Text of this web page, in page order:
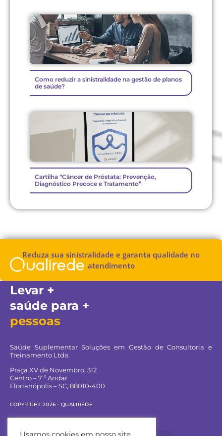
Como reduzir a sinistralidade na gestão de planos
de saúde?
Cartilha “Câncer de Próstata: Prevenção,
Diagnóstico Precoce e Tratamento”
Reduza sua sinistralidade e garanta qualidade no
atendimento
Levar +
saúde para +
pessoas
Saúde Suplementar Soluções em Gestão de Consultoria e
Treinamento Ltda.
Praça XV de Novembro, 312
Centro – 7 º Andar
Florianópolis – SC, 88010-400
COPYRIGHT 2026 - QUALIREDE